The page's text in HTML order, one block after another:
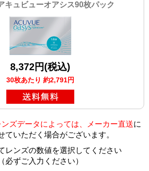
キュビューオアシス90枚パック
8,372円(税込)
30枚あたり 約2,791円
ズデータによっては、メーカー直送に
ていただく場合がございます。
レンズの数値を選択してください
（必ずご入力ください）